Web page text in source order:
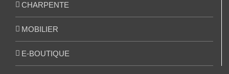
CHARPENTE
MOBILIER
E-BOUTIQUE